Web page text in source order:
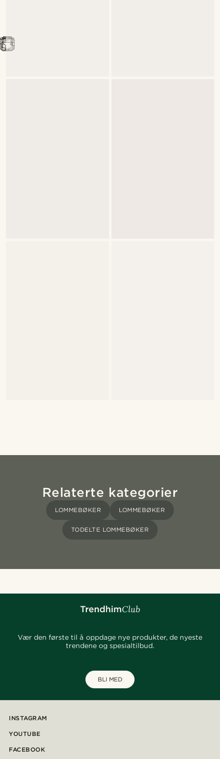
Relaterte kategorier
LOMMEBØKER LOMMEBØKER
TODELTE LOMMEBØKER
Vær den første til å oppdage nye produkter, de nyeste
trendene og spesialtilbud.
BLI MED
INSTAGRAM
YOUTUBE
FACEBOOK